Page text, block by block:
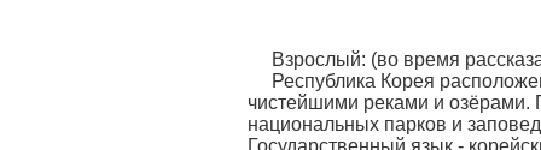
Взрослый: (во время
Республика Корея
чистейшими реками и озёрами.
национальных парков и
Государственный язык -